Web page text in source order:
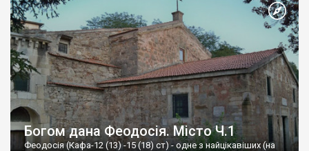
Богом дана Феодосія. Місто Ч.1
Феодосія (Кафа-12 (13) -15 (18) ст) - одне з найцікавіших (на